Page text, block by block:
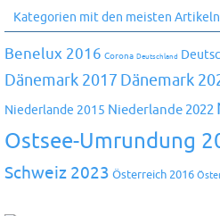
Kategorien mit den meisten Artikeln
Benelux 2016 Corona Deutschland
Dänemark 2017 Dänemark
Niederlande 2015 Niederlande 2022
Ostsee-Umrundung
Schweiz 2023 Österreich 2016